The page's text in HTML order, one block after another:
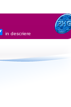
in descriere